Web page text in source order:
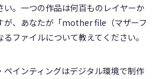
。一つの作品は何百ものレイヤーか
が、あなたが「mother file（マザーフ
ファイルについて教えてください。
ペインティングはデジタル環境で制作